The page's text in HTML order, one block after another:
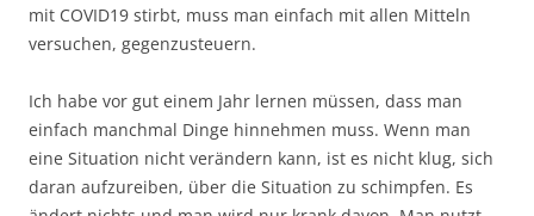
mit COVID19 stirbt, muss man einfach mit allen Mitteln
versuchen, gegenzusteuern.
Ich habe vor gut einem Jahr lernen müssen, dass man
einfach manchmal Dinge hinnehmen muss. Wenn man
eine Situation nicht verändern kann, ist es nicht klug, sich
daran aufzureiben, über die Situation zu schimpfen. Es